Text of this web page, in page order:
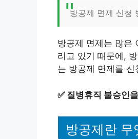
방공제 면제 신청
방공제 면제는 많은
리고 있기 때문에,
는 방공제 면제를
✅ 질병휴직 불승인
방공제란 무